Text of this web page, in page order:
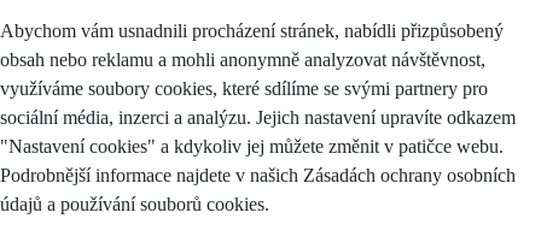
Abychom vám usnadnili procházení stránek, nabídli přizpůsobený
obsah nebo reklamu a mohli anonymně analyzovat návštěvnost,
využíváme soubory cookies, které sdílíme se svými partnery pro
sociální média, inzerci a analýzu. Jejich nastavení upravíte odkazem
"Nastavení cookies" a kdykoliv jej můžete změnit v patičce webu.
Podrobnější informace najdete v našich Zásadách ochrany osobních
údajů a používání souborů cookies.